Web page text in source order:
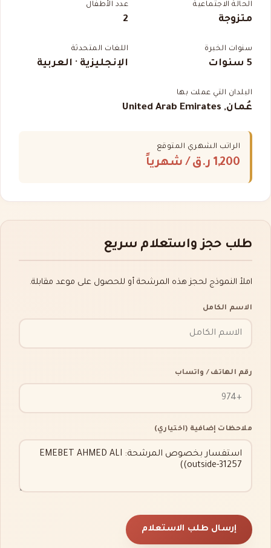
الحالة الاجتماعية
متزوجة
عدد الأطفال
2
سنوات الخبرة
5 سنوات
اللغات المتحدثة
الإنجليزية · العربية
البلدان التي عملت بها
عُمان, United Arab Emirates
الراتب الشهري المتوقع
1,200 ر.ق / شهرياً
طلب حجز واستعلام سريع
املأ النموذج لحجز هذه المرشحة أو للحصول على موعد مقابلة.
الاسم الكامل
رقم الهاتف / واتساب
ملاحظات إضافية (اختياري)
إرسال طلب الاستعلام